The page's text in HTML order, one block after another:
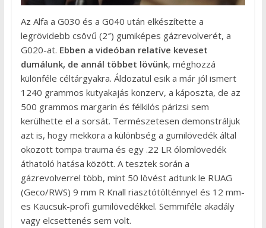
Az Alfa a G030 és a G040 után elkészítette a
legrövidebb csövű (2″) gumiképes gázrevolverét, a
G020-at. Ebben a videóban relatíve keveset
dumálunk, de annál többet lövünk, méghozzá
különféle céltárgyakra. Áldozatul esik a már jól ismert
1240 grammos kutyakajás konzerv, a káposzta, de az
500 grammos margarin és félkilós párizsi sem
kerülhette el a sorsát. Természetesen demonstráljuk
azt is, hogy mekkora a különbség a gumilövedék által
okozott tompa trauma és egy .22 LR ólomlövedék
áthatoló hatása között. A tesztek során a
gázrevolverrel több, mint 50 lövést adtunk le RUAG
(Geco/RWS) 9 mm R Knall riasztótölténnyel és 12 mm-
es Kaucsuk-profi gumilövedékkel. Semmiféle akadály
vagy elcsettenés sem volt.